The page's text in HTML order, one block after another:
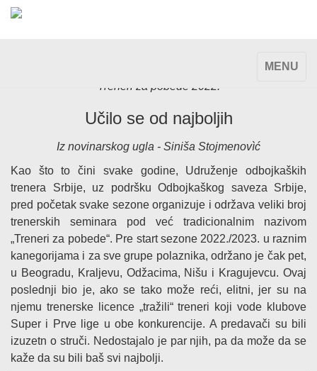
TOGGLE
MENU
Treneri za pobede 2022.
Učilo se od najboljih
Iz novinarskog ugla - Siniša Stojmenovìć
Kao što to čini svake godine, Udruženje odbojkaških
trenera Srbije, uz podršku Odbojkaškog saveza Srbije,
pred početak svake sezone organizuje i održava veliki broj
trenerskih seminara pod već tradicionalnim nazivom
„Treneri za pobede“. Pre start sezone 2022./2023. u raznim
kanegorijama i za sve grupe polaznika, održano je čak pet,
u Beogradu, Kraljevu, Odžacima, Nišu i Kragujevcu. Ovaj
poslednji bio je, ako se tako može reći, elitni, jer su na
njemu trenerske licence „tražili“ treneri koji vode klubove
Super i Prve lige u obe konkurencije. A predavači su bili
izuzetn o struči. Nedostajalo je par njih, pa da može da se
kaže da su bili baš svi najbolji.